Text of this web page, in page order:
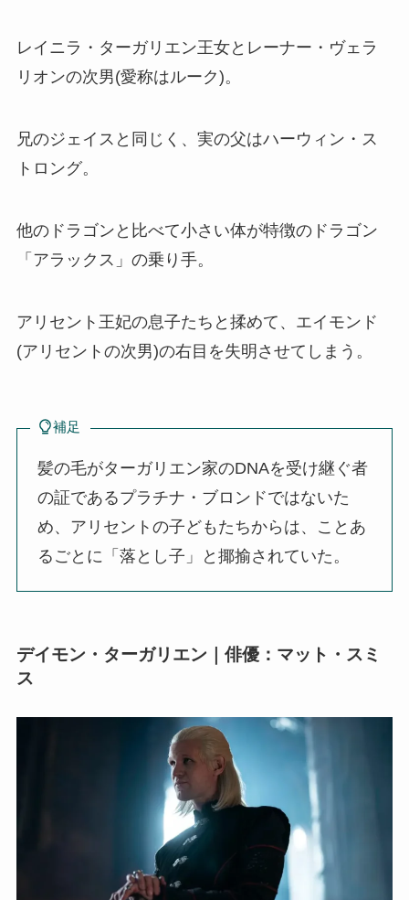
レイニラ・ターガリエン王女とレーナー・ヴェラ
リオンの次男(愛称はルーク)。
兄のジェイスと同じく、実の父はハーウィン・ス
トロング。
他のドラゴンと比べて小さい体が特徴のドラゴン
「アラックス」の乗り手。
アリセント王妃の息子たちと揉めて、エイモンド
(アリセントの次男)の右目を失明させてしまう。
補足
髪の毛がターガリエン家のDNAを受け継ぐ者
の証であるプラチナ・ブロンドではないた
め、アリセントの子どもたちからは、ことあ
るごとに「落とし子」と揶揄されていた。
デイモン・ターガリエン｜俳優：マット・スミ
ス